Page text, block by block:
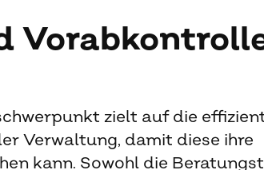
zielt auf die
Verwaltung, damit diese ihre
kann. Sowohl die